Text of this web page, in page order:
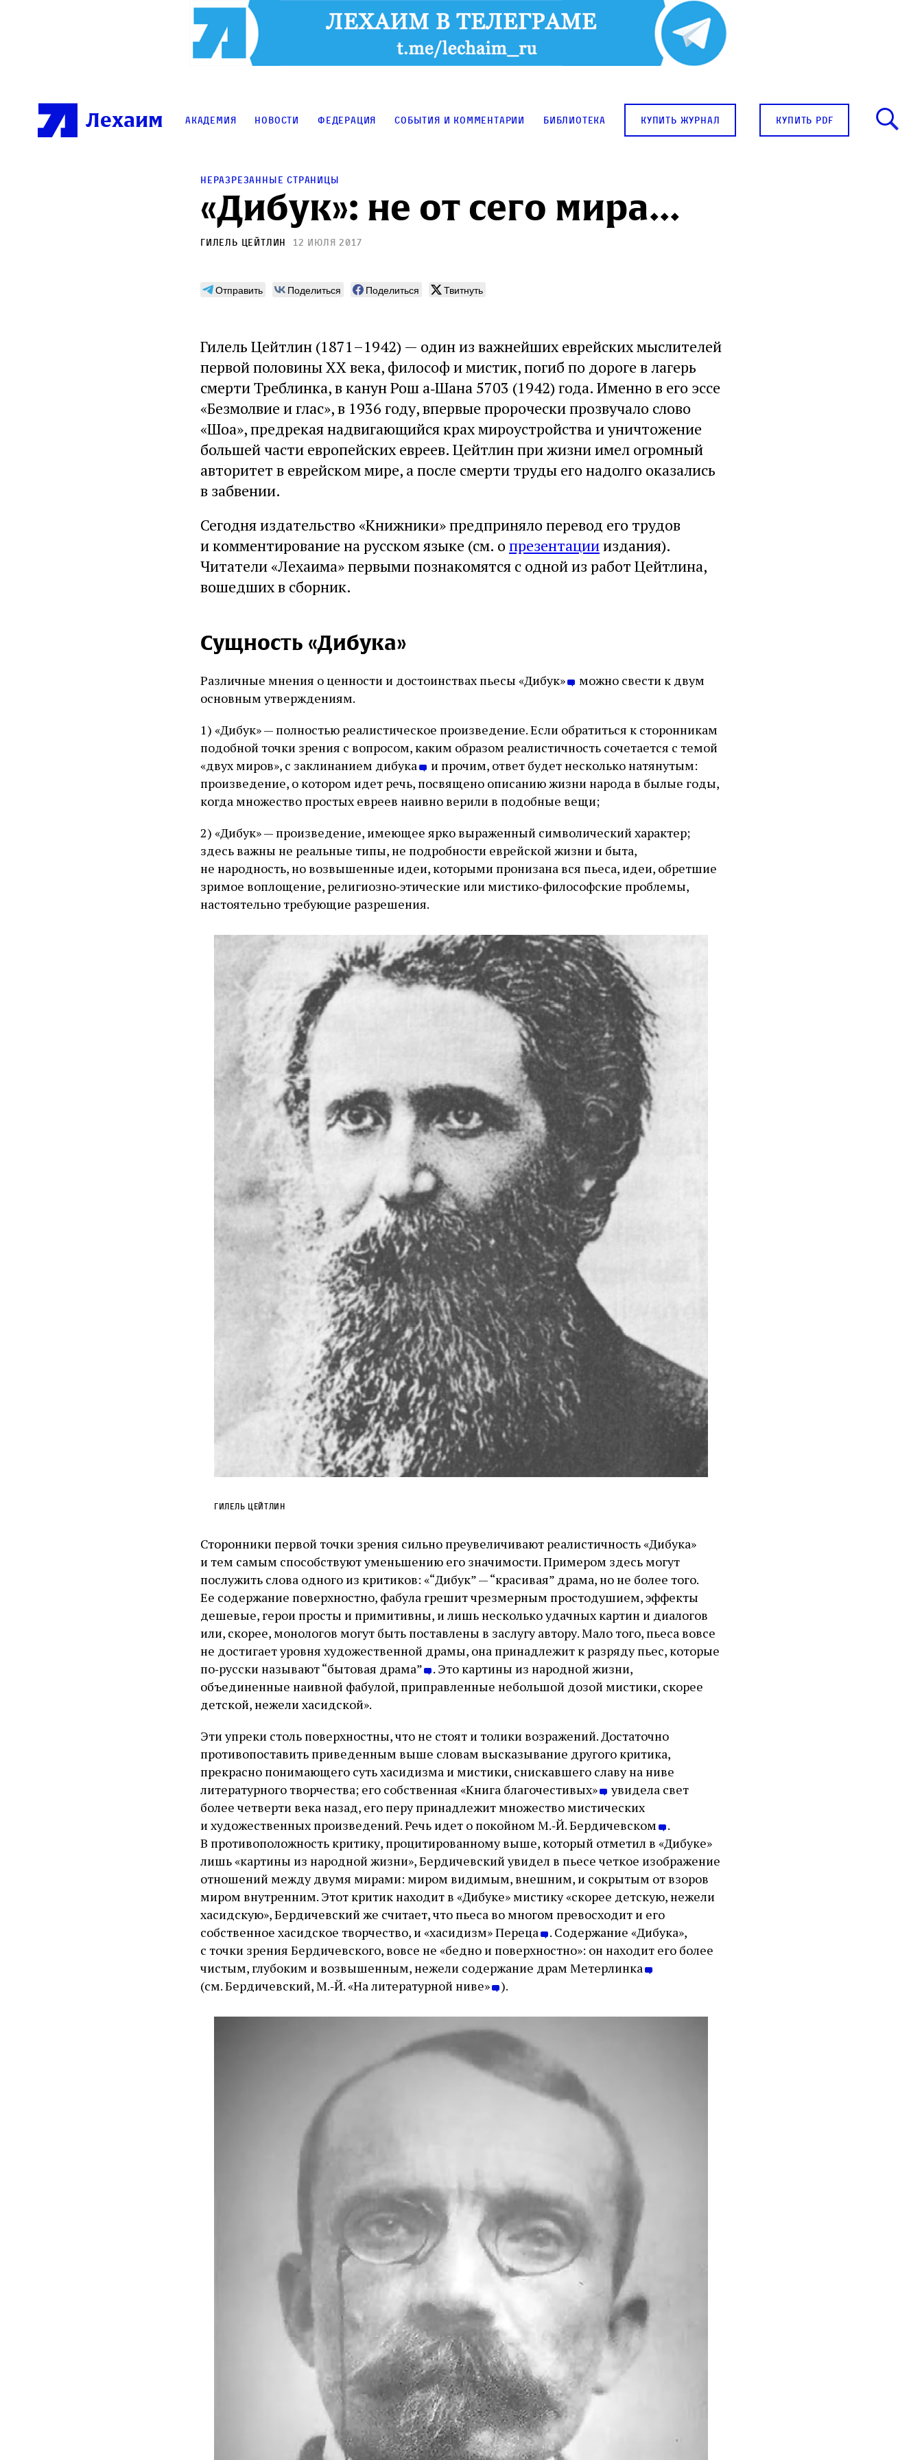
Лехаим Академия Новости Федерация События и комментарии Библиотека купить журнал купить pdf
Неразрезанные страницы
«Дибук»: не от сего мира…
Гилель Цейтлин 12 июля 2017
Отправить Поделиться Поделиться Твитнуть
Гилель Цейтлин (1871–1942) — один из важнейших еврейских мыслителей
первой половины XX века, философ и мистик, погиб по дороге в лагерь
смерти Треблинка, в канун Рош а‑Шана 5703 (1942) года. Именно в его эссе
«Безмолвие и глас», в 1936 году, впервые пророчески прозвучало слово
«Шоа», предрекая надвигающийся крах мироустройства и уничтожение
большей части европейских евреев. Цейтлин при жизни имел огромный
авторитет в еврейском мире, а после смерти труды его надолго оказались
в забвении.
Сегодня издательство «Книжники» предприняло перевод его трудов
и комментирование на русском языке (см. о презентациииздания).
Читатели «Лехаима» первыми познакомятся с одной из работ Цейтлина,
вошедших в сборник.
Сущность «Дибука»
Различные мнения о ценности и достоинствах пьесы «Дибук»
можно свести к двум
основным утверждениям.
1) «Дибук» — полностью реалистическое произведение. Если обратиться к сторонникам
подобной точки зрения с вопросом, каким образом реалистичность сочетается с темой
«двух миров», с заклинанием дибука
и прочим, ответ будет несколько натянутым:
произведение, о котором идет речь, посвящено описанию жизни народа в былые годы,
когда множество простых евреев наивно верили в подобные вещи;
2) «Дибук» — произведение, имеющее ярко выраженный символический характер;
здесь важны не реальные типы, не подробности еврейской жизни и быта,
не народность, но возвышенные идеи, которыми пронизана вся пьеса, идеи, обретшие
зримое воплощение, религиозно‑этические или мистико‑философские проблемы,
настоятельно требующие разрешения.
Гилель Цейтлин
Сторонники первой точки зрения сильно преувеличивают реалистичность «Дибука»
и тем самым способствуют уменьшению его значимости. Примером здесь могут
послужить слова одного из критиков: «“Дибук” — “красивая” драма, но не более того.
Ее содержание поверхностно, фабула грешит чрезмерным простодушием, эффекты
дешевые, герои просты и примитивны, и лишь несколько удачных картин и диалогов
или, скорее, монологов могут быть поставлены в заслугу автору. Мало того, пьеса вовсе
не достигает уровня художественной драмы, она принадлежит к разряду пьес, которые
по‑русски называют “бытовая драма” . Это картины из народной жизни,
объединенные наивной фабулой, приправленные небольшой дозой мистики, скорее
детской, нежели хасидской».
Эти упреки столь поверхностны, что не стоят и толики возражений. Достаточно
противопоставить приведенным выше словам высказывание другого критика,
прекрасно понимающего суть хасидизма и мистики, снискавшего славу на ниве
литературного творчества; его собственная «Книга благочестивых»
увидела свет
более четверти века назад, его перу принадлежит множество мистических
и художественных произведений. Речь идет о покойном М.‑Й. Бердичевском .
В противоположность критику, процитированному выше, который отметил в «Дибуке»
лишь «картины из народной жизни», Бердичевский увидел в пьесе четкое изображение
отношений между двумя мирами: миром видимым, внешним, и сокрытым от взоров
миром внутренним. Этот критик находит в «Дибуке» мистику «скорее детскую, нежели
хасидскую», Бердичевский же считает, что пьеса во многом превосходит и его
собственное хасидское творчество, и «хасидизм» Переца . Содержание «Дибука»,
с точки зрения Бердичевского, вовсе не «бедно и поверхностно»: он находит его более
чистым, глубоким и возвышенным, нежели содержание драм Метерлинка
(см. Бердичевский, М.‑Й. «На литературной ниве» ).